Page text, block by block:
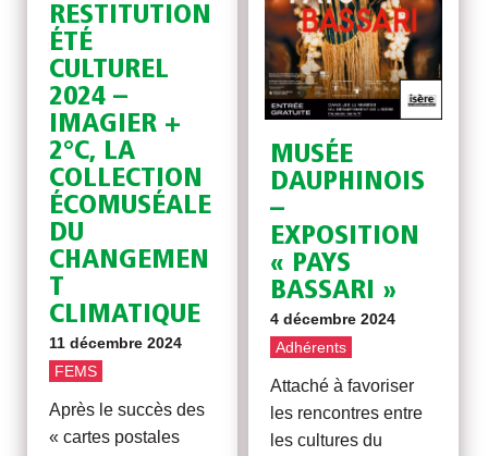
RESTITUTION
ÉTÉ
CULTUREL
2024 –
IMAGIER +
2°C, LA
COLLECTION
ÉCOMUSÉALE
DU
CHANGEMEN
T
CLIMATIQUE
11 décembre 2024
FEMS
Après le succès des
« cartes postales
MUSÉE
DAUPHINOIS
–
EXPOSITION
« PAYS
BASSARI »
4 décembre 2024
Adhérents
Attaché à favoriser
les rencontres entre
les cultures du